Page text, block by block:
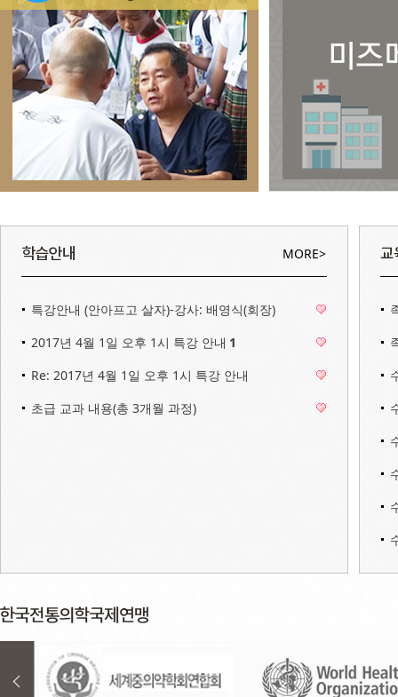
특강안내 (안아프고 살자)-강사: 배영식(회장)
2017년 4월 1일 오후 1시 특강 안내 1
Re: 2017년 4월 1일 오후 1시 특강 안내
초급 교과 내용(총 3개월 과정)
MORE>